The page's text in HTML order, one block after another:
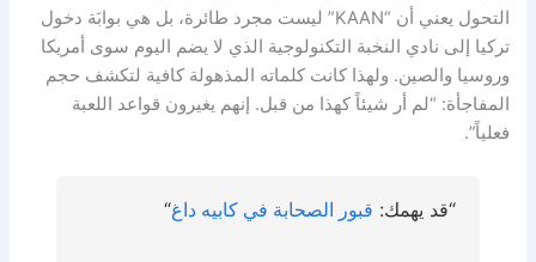
التحول يعني أن “KAAN” ليست مجرد طائرة، بل هي بوابَة دخول
تركيا إلى نادي النخبة التكنولوجية الذي لا يضم اليوم سوى أمريكا
وروسيا والصين. ولهذا كانت كلماته المذهولة كافية لتكشف حجم
المفاجأة: “لم أر شيئاً كهذا من قبل. إنهم يغيرون قواعد اللعبة
فعلياً”.
“قد يهمك: قبور الصحابة في كابيه داغ“